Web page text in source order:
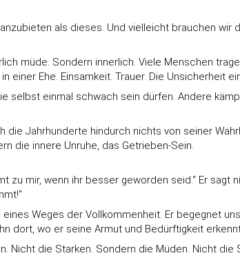
als dieses. Und vielleicht brauchen wir
müde. Sondern innerlich. Viele Menschen
einer Ehe. Einsamkeit. Trauer. Die Unsicherheit
selbst einmal schwach sein dürfen. Andere
Jahrhunderte hindurch nichts von seiner
die innere Unruhe, das Getrieben-Sein.
mir, wenn ihr besser geworden seid.“ Er sagt
Weges der Vollkommenheit. Er begegnet
dort, wo er seine Armut und Bedürftigkeit
Nicht die Starken. Sondern die Müden. Nicht